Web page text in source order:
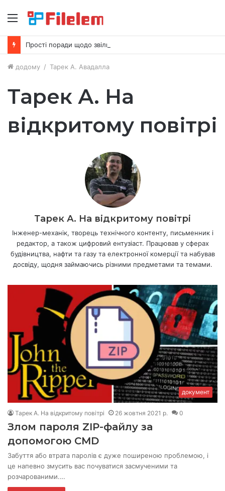
Меню
Прості поради щодо звільнення місця на вашому Mac
додому / Тарек А. Авадалла
Тарек А. На
відкритому повітрі
Тарек А. На відкритому повітрі
Інженер-механік, творець технічного контенту, письменник і
редактор, а також цифровий ентузіаст. Працював у сферах
будівництва, нафти та газу та електронної комерції та набував
досвіду, щодня займаючись різними предметами та темами.
документ
Тарек А. На відкритому повітрі 26 жовтня 2021 р. 0
Злом пароля ZIP-файлу за
допомогою CMD
Забуття або втрата паролів є дуже поширеною проблемою, і
це напевно змусить вас почуватися засмученими та
розчарованими.…